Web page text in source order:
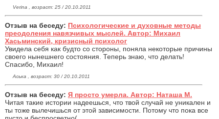
Verina , возраст: 25 / 20.10.2011
Отзыв на беседу: Психологические и духовные методы
преодоления навязчивых мыслей. Автор: Михаил
Хасьминский, кризисный психолог
Увидела себя как будто со стороны, поняла некоторые причины
своего нынешнего состояния. Теперь знаю, что делать!
Спасибо, Михаил!
Аська , возраст: 30 / 20.10.2011
Отзыв на беседу: Я просто умерла. Автор: Наташа М.
Читая такие истории надеешься, что твой случай не уникален и
ты тоже вылечишься от этой зависимости. Потому что пока все